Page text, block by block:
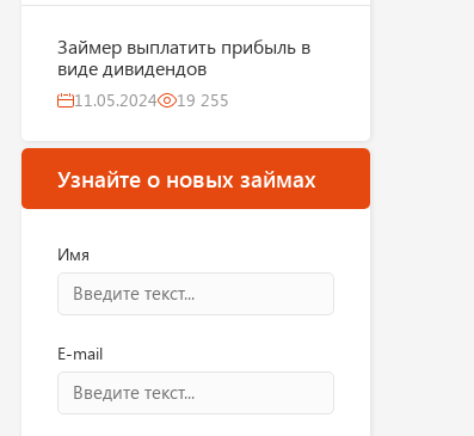
Займер выплатить прибыль в
виде дивидендов
11.05.2024 19 255
Узнайте о новых займах
Имя
E-mail